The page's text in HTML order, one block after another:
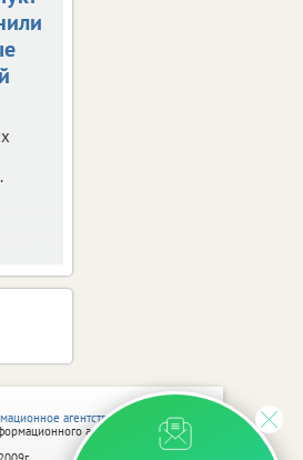
агентство vRossii.ru
агентства vRossii.ru